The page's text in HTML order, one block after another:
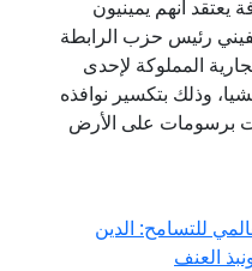
يعتقد أنهم يمينيون
رئيس حزب الرابطة
المملوكة لإحدى
وذلك بتكسير نوافذه
برسومات على الأرض
للتسامح: الدين
العنف